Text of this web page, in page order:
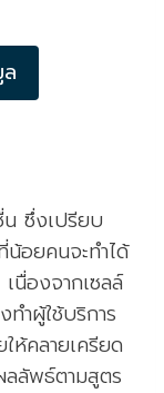
ซึ่งเปรียบ
น้อยคนจะทำได้
นื่องจากเซลล์
ำผู้ใช้บริการ
ห้คลายเครียด
ลลัพธ์ตามสูตร